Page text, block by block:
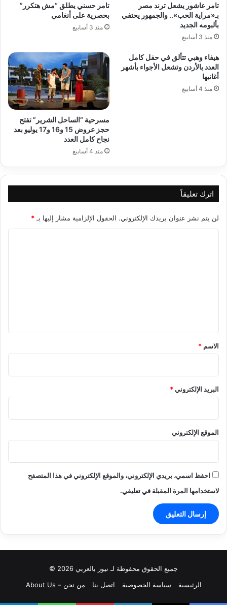
تامر عاشور يشعل ترند مصر
بـ«مراية الحب».. والجمهور يحتفي
بألبومه الجديد
منذ 3 أسابيع
تامر حسني يطلق “مش هتكرر”
بحصرية على أنغامي
منذ 3 أسابيع
هيفاء وهبي تتألق في حفل كامل
العدد بالأردن وتشعل الأجواء بأشهر
أغانيها
منذ 4 أسابيع
مسرحية “الساحل الشرير” تفتح
حجز عروض 15 و16 و17 يوليو بعد
نجاح كامل العدد
منذ 4 أسابيع
اترك تعليقاً
لن يتم نشر عنوان بريدك الإلكتروني. الحقول الإلزامية مشار إليها بـ *
*
الاسم *
البريد الإلكتروني*
الموقع الإلكتروني
احفظ اسمي، بريدي الإلكتروني، والموقع الإلكتروني في هذا المتصفح
لاستخدامها المرة المقبلة في تعليقي.
جميع الحقوق محفوظة لـ نيوز بالعربي 2026 ©
الرئيسية
سياسة الخصوصية اتصل بنا من نحن – About Us